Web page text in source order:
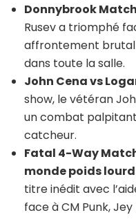
Donnybrook
Rusev a triomphé
affrontement
dans toute la salle.
John Cena vs
show, le vétéran
un combat
catcheur.
Fatal 4-Way
monde poids
titre inédit avec
face à CM Punk, Jey